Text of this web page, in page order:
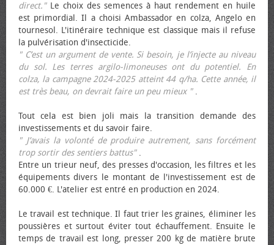
direct."Le choix des semences à haut rendement en huile
est primordial. Il a choisi Ambassador en colza, Angelo en
tournesol. L'itinéraire technique est classique mais il refuse
la pulvérisation d'insecticide.
" C’est un argument de vente. Si besoin, je l’injecte au niveau
du sol. Les terres argilo-limoneuses ont du potentiel. En
colza, la campagne 2024-2025 atteint 44 q/ha. Cette année, il
est très beau, on devrait faire un peu mieux ".
Tout cela est bien joli mais la transition demande des
investissements et du savoir faire.
" J’avais la volonté de produire autrement, sans forcément
trop sortir des sentiers battus".
Entre un trieur neuf, des presses d'occasion, les filtres et les
équipements divers le montant de l'investissement est de
60.000 €. L'atelier est entré en production en 2024.
Le travail est technique. Il faut trier les graines, éliminer les
poussières et surtout éviter tout échauffement. Ensuite le
temps de travail est long, presser 200 kg de matière brute